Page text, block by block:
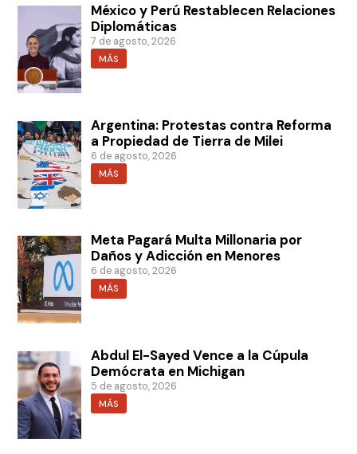
México y Perú Restablecen Relaciones
Diplomáticas
7 de agosto, 2026
MÁS
Argentina: Protestas contra Reforma
a Propiedad de Tierra de Milei
6 de agosto, 2026
MÁS
Meta Pagará Multa Millonaria por
Daños y Adicción en Menores
6 de agosto, 2026
MÁS
Abdul El-Sayed Vence a la Cúpula
Demócrata en Michigan
5 de agosto, 2026
MÁS